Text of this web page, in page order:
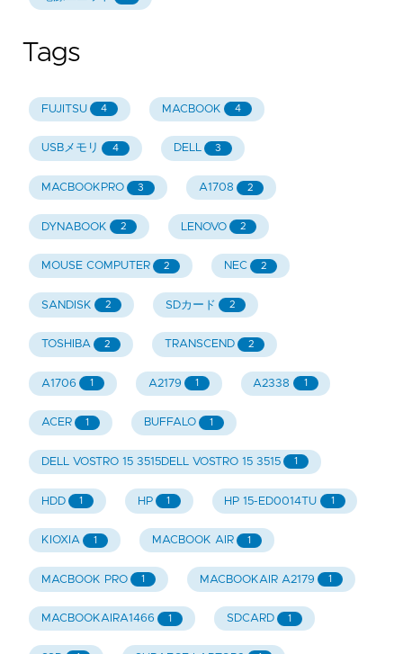
Tags
FUJITSU 4 MACBOOK 4
USBメモリ 4 DELL 3
MACBOOKPRO 3 A1708 2
DYNABOOK 2 LENOVO 2
MOUSE COMPUTER 2 NEC 2
SANDISK 2 SDカード 2
TOSHIBA 2 TRANSCEND 2
A1706 1 A2179 1 A2338 1
ACER 1 BUFFALO 1
DELL VOSTRO 15 3515DELL VOSTRO 15 3515 1
HDD 1 HP 1 HP 15-ED0014TU 1
KIOXIA 1 MACBOOK AIR 1
MACBOOK PRO 1 MACBOOKAIR A2179 1
MACBOOKAIRA1466 1 SDCARD 1